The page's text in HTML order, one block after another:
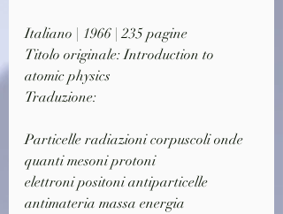
Italiano | 1966 | 235 pagine
Titolo originale: Introduction to
atomic physics
Traduzione:
Particelle radiazioni corpuscoli onde
quanti mesoni protoni
elettroni positoni antiparticelle
antimateria massa energia